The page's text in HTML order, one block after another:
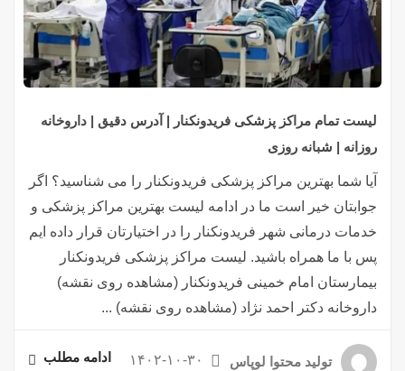
لیست تمام مراکز پزشکی فریدونکنار | آدرس دقیق | داروخانه
روزانه | شبانه روزی
آیا شما بهترین مراکز پزشکی فریدونکنار را می شناسید؟ اگر
جوابتان خیر است ما در ادامه لیست بهترین مراکز پزشکی و
خدمات درمانی شهر فریدونکنار را در اختیارتان قرار داده ایم
پس با ما همراه باشید. لیست مراکز پزشکی فریدونکنار
بیمارستان امام خمینی فریدونکنار (مشاهده روی نقشه)
داروخانه دکتر احمد نژاد (مشاهده روی نقشه) ...
تولید محتوا لوپاس ۱۴۰۲-۱۰-۳۰ ادامه مطلب